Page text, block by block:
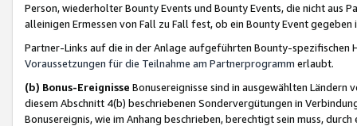
Person, wiederholter Bounty Events und Bounty Events, die nicht
alleinigen Ermessen von Fall zu Fall fest, ob ein Bounty Event
Partner-Links auf die in der Anlage aufgeführten Bounty-spezifischen
Voraussetzungen für die Teilnahme am Partnerprogramm erlaubt.
(b) Bonus-Ereignisse Bonusereignisse sind in ausgewählten Ländern
diesem Abschnitt 4(b) beschriebenen Sondervergütungen in
Bonusereignis, wie im Anhang beschrieben, berechtigt sein muss,